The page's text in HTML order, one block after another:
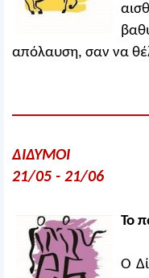
απόλαυση, σαν να
ΔΙΔΥΜΟΙ
21/05 - 21/06
Το
Ο